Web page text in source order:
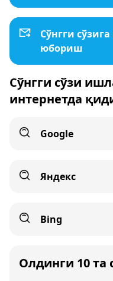
Сўнгги
юбориш
Сўнгги сўзи
интернетда
Google
Яндекс
Bing
Олдинги 10 та